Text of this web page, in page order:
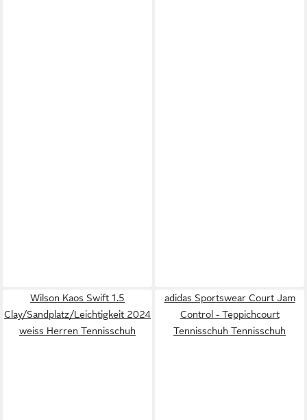
Wilson Kaos Swift 1.5
Clay/Sandplatz/Leichtigkeit 2024
weiss Herren Tennisschuh
adidas Sportswear Court Jam
Control - Teppichcourt
Tennisschuh Tennisschuh